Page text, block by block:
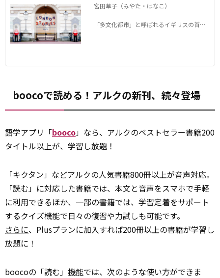
宮田華子（みやた・はなこ）
「多文化都市」と呼ばれるイギリスの首都
boocoで読める！アルクの新刊、続々登場
語学アプリ「booco」なら、アルクのベストセラー書籍200
タイトル以上が、学習し放題！
「キクタン」などアルクの人気書籍800冊以上が音声対応。
「読む」に対応した書籍では、本文と音声をスマホで手軽
に利用できるほか、一部の書籍では、学習定着をサポート
するクイズ機能で日々の復習や力試しも可能です。
さらに、Plusプランに加入すれば200冊以上の書籍が学習し
放題に！
boocoの「読む」 機能では、次のような使い方ができま